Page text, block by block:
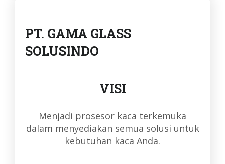
PT. GAMA GLASS
SOLUSINDO
VISI
Menjadi prosesor kaca terkemuka
dalam menyediakan semua solusi untuk
kebutuhan kaca Anda.